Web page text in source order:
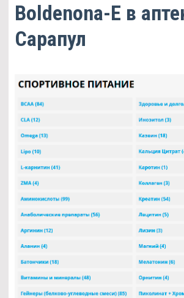
Boldenona-E в
Сарапул